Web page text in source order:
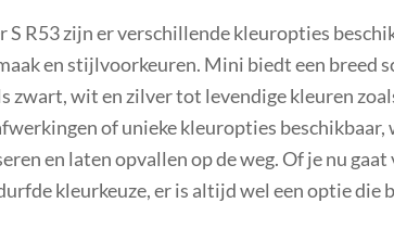
R53 zijn er verschillende kleuropties
en stijlvoorkeuren. Mini biedt een breed
zwart, wit en zilver tot levendige kleuren
of unieke kleuropties
en laten opvallen op de weg. Of je nu
kleurkeuze, er is altijd wel een optie die